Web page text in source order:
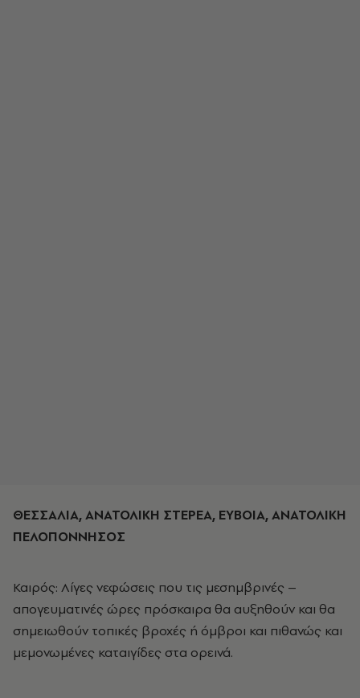
ΘΕΣΣΑΛΙΑ, ΑΝΑΤΟΛΙΚΗ ΣΤΕΡΕΑ, ΕΥΒΟΙΑ, ΑΝΑΤΟΛΙΚΗ
ΠΕΛΟΠΟΝΝΗΣΟΣ
Καιρός: Λίγες νεφώσεις που τις μεσημβρινές –
απογευματινές ώρες πρόσκαιρα θα αυξηθούν και θα
σημειωθούν τοπικές βροχές ή όμβροι και πιθανώς και
μεμονωμένες καταιγίδες στα ορεινά.